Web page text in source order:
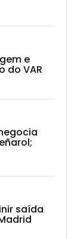
e
do VAR
saída